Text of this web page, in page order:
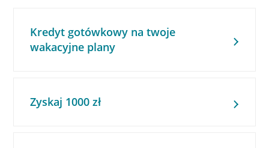
Kredyt gotówkowy na twoje
wakacyjne plany
Zyskaj 1000 zł